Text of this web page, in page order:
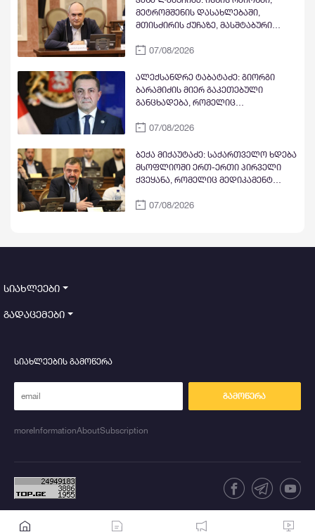
ტურში ყველა მთავარ
კონკურენტთან მარცხდება
მეტრომშენის დასახლებაში,
მთისძირის ქუჩაზე, მასშტაბური
ჩატარდება
07/08/2026
ალექსანდრე ტაბატაძე: გიორგი
ბარამიძის მიერ გაკეთებული
განცხადება, რომელიც
მთლიანობისათვის წარმოებული
დამოკიდებულებას ეხებოდა, არის
უკიდურესად უპასუხისმგებლო და
აზიანებს საქართველოს ეროვნულ
07/08/2026
ბექა მიქაუტაძე: საქართველო ხდება
მსოფლიოში ერთ-ერთი პირველი
ქვეყანა, რომელიც მედიკამენტ
სახელმწიფო პროგრამაში
07/08/2026
სიახლეები
გადაცემები
სიახლეების გამოწერა
გამოწერა
moreInformationAboutSubscription